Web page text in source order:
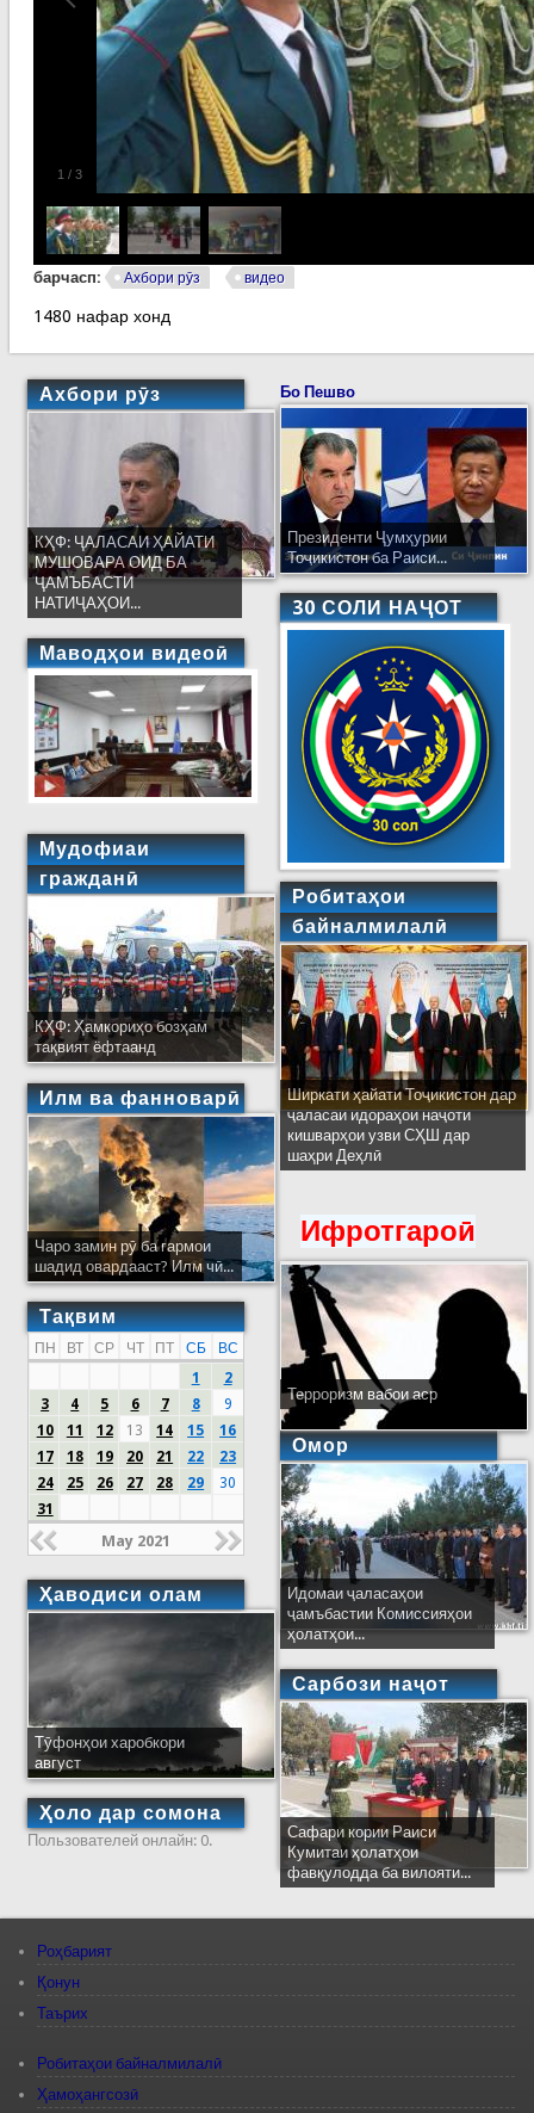
1 / 3
барчасп: Ахбори рӯз видео
1480 нафар хонд
Ахбори рӯз
КҲФ: ҶАЛАСАИ ҲАЙАТИ
МУШОВАРА ОИД БА
ҶАМЪБАСТИ
НАТИҶАҲОИ...
Маводҳои видеоӣ
Мудофиаи
гражданӣ
КҲФ: Ҳамкориҳо бозҳам
тақвият ёфтаанд
Илм ва фанноварӣ
Чаро замин рӯ ба гармои
шадид овардааст? Илм чӣ...
Тақвим
ПН ВТ СР ЧТ ПТ СБ
ВС
1
2
3
4 5 6 7 8
9
10
11 12 13 14 15
16
17
18 19 20 21 22
23
24
25 26 27 28 29
30
31
May 2021
Ҳаводиси олам
Тӯфонҳои харобкори
август
Ҳоло дар сомона
Пользователей онлайн: 0.
Бо Пешво
Президенти Ҷумҳурии
Тоҷикистон ба Раиси...
30 СОЛИ НАҶОТ
Робитаҳои
байналмилалӣ
Ширкати ҳайати Тоҷикистон дар
ҷаласаи идораҳои наҷоти
кишварҳои узви СҲШ дар
шаҳри Деҳлӣ
Ифротгароӣ
Терроризм вабои аср
Омор
Идомаи ҷаласаҳои
ҷамъбастии Комиссияҳои
ҳолатҳои...
Сарбози наҷот
Сафари кории Раиси
Кумитаи ҳолатҳои
фавқулодда ба вилояти...
Роҳбарият
Қонун
Таърих
Робитаҳои байналмилалӣ
Ҳамоҳангсозӣ